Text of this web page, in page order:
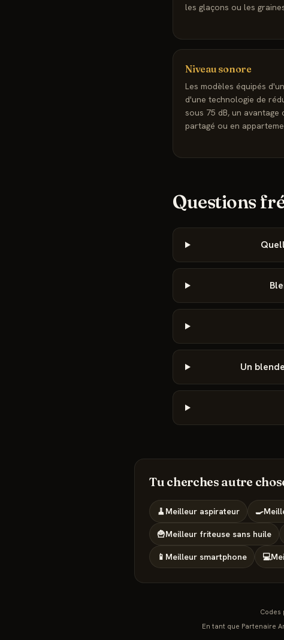
les glaçons ou les
Niveau sonore
Les modèles équipés
d'une technologie de
sous 75 dB, un avantage
partagé ou en
Questions
Un
Tu cherches autre
🧹 Meilleur aspirateur 🍳
🍟Meilleur friteuse sans huile
📱 Meilleur smartphone 💻
Codes
En tant que Partenaire